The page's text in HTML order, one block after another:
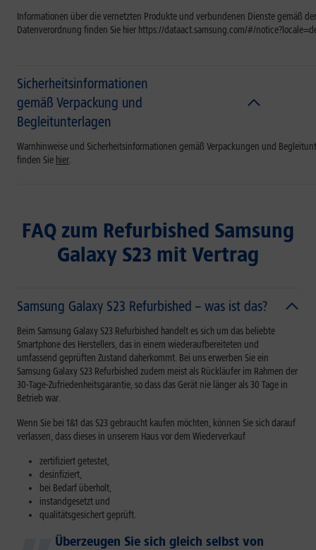
Informationen über die vernetzten Produkte und verbundenen Dienste gemäß
Datenverordnung finden Sie hier https://dataact.samsung.com/#/
Sicherheitsinformationen
gemäß Verpackung und
Begleitunterlagen
Warnhinweise und Sicherheitsinformationen gemäß Verpackungen und
finden Sie hier.
FAQ zum Refurbished Samsung
Galaxy S23 mit Vertrag
Samsung Galaxy S23 Refurbished – was ist das?
Beim Samsung Galaxy S23 Refurbished handelt es sich um das beliebte
Smartphone des Herstellers, das in einem wiederaufbereiteten und
umfassend geprüften Zustand daherkommt. Bei uns erwerben Sie ein
Samsung Galaxy S23 Refurbished zudem meist als Rückläufer im Rahmen der
30-Tage-Zufriedenheitsgarantie, so dass das Gerät nie länger als 30 Tage in
Betrieb war.
Wenn Sie bei 1&1 das S23 gebraucht kaufen möchten, können Sie sich darauf
verlassen, dass dieses in unserem Haus vor dem Wiederverkauf
zertifiziert getestet,
desinfiziert,
bei Bedarf überholt,
instandgesetzt und
qualitätsgesichert geprüft.
Überzeugen Sie sich gleich selbst von